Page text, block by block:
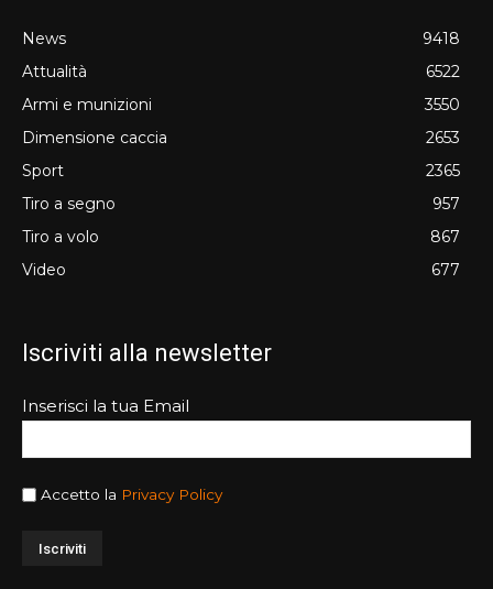
News
9418
Attualità
6522
Armi e munizioni
3550
Dimensione caccia
2653
Sport
2365
Tiro a segno
957
Tiro a volo
867
Video
677
Iscriviti alla newsletter
Inserisci la tua Email
Accetto la Privacy Policy